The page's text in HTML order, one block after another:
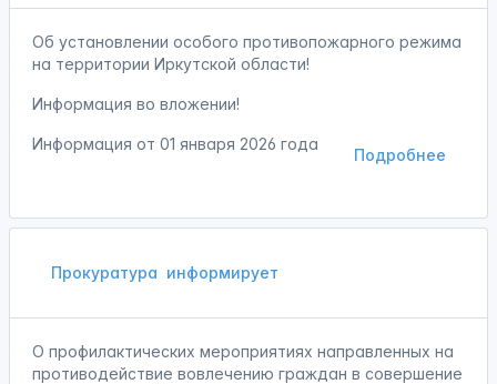
Об установлении особого противопожарного режима
на территории Иркутской области!
Информация во вложении!
Подробнее
Информация от 01 января 2026 года
Прокуратура информирует
О профилактических мероприятиях направленных на
противодействие вовлечению граждан в совершение